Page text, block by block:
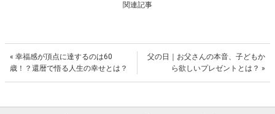
関連記事
« 幸福感が頂点に達するのは60
歳！？還暦で悟る人生の幸せとは？
父の日｜お父さんの本音、子どもか
ら欲しいプレゼントとは？ »